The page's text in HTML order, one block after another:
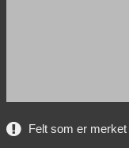
Felt som er